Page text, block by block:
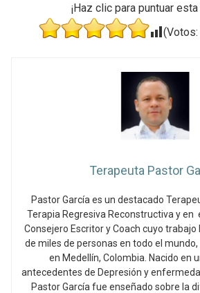
¡Haz clic para puntuar
(Votos:
Terapeuta Pastor
Pastor García es un destacado
Terapia Regresiva Reconstructiva y en
Consejero Escritor y Coach cuyo trabajo
de miles de personas en todo el
en Medellín, Colombia. Nacido en
antecedentes de Depresión y
Pastor García fue enseñado sobre la